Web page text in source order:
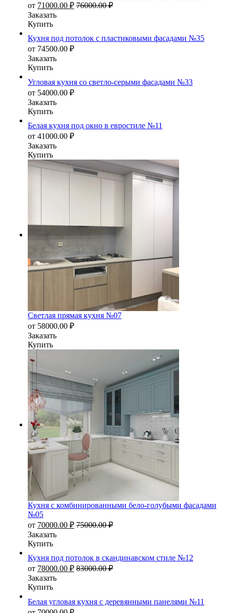
от 71000.00 ₽ 76000.00₽
Заказать
Купить
Кухня под потолок с пластиковыми фасадами №35
от 74500.00 ₽
Заказать
Купить
Угловая кухня со светло-серыми фасадами №33
от 54000.00 ₽
Заказать
Купить
Белая кухня под окно в евростиле №11
от 41000.00 ₽
Заказать
Купить
Светлая прямая кухня №07
от 58000.00 ₽
Заказать
Купить
Кухня с комбинированными бело-голубыми фасадами
№05
от 70000.00 ₽ 75000.00₽
Заказать
Купить
Кухня под потолок в скандинавском стиле №12
от 78000.00 ₽ 83000.00₽
Заказать
Купить
Белая угловая кухня с деревянными панелями №11